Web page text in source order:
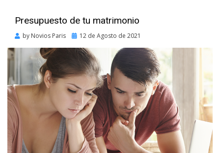
Presupuesto de tu matrimonio
by Novios Paris
Posted
12 de Agosto de 2021